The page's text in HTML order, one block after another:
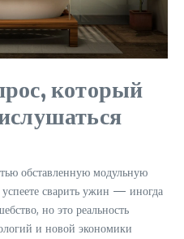
который
обставленную модульную
сварить ужин — иногда
но это реальность
и новой экономики